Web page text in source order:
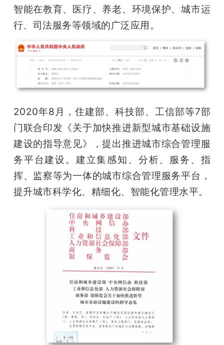
搞
智能在教育、医疗、养老、环境保护、城市运
行、司法服务等领域的广泛应用。
2020年8月，住建部、科技部、工信部等7部
门联合印发《关于加快推进新型城市基础设施
建设的指导意见》，提出推进城市综合管理服
务平台建设。建立集感知、分析、服务、指
挥、监察等为一体的城市综合管理服务平台，
提升城市科学化、精细化、智能化管理水平。